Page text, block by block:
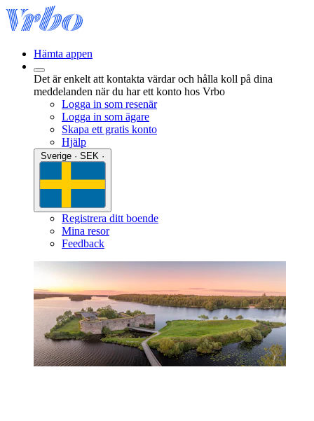
Hämta appen
Det är enkelt att kontakta värdar och hålla koll på dina
meddelanden när du har ett konto hos Vrbo
Logga in som resenär
Logga in som ägare
Skapa ett gratis konto
Hjälp
Registrera ditt boende
Mina resor
Feedback